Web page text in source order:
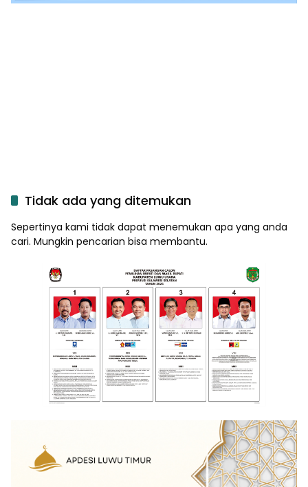
Tidak ada yang ditemukan
Sepertinya kami tidak dapat menemukan apa yang anda
cari. Mungkin pencarian bisa membantu.